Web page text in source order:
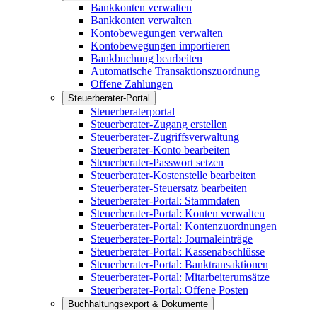
Bankkonten verwalten
Bankkonten verwalten
Kontobewegungen verwalten
Kontobewegungen importieren
Bankbuchung bearbeiten
Automatische Transaktionszuordnung
Offene Zahlungen
Steuerberater-Portal
Steuerberaterportal
Steuerberater-Zugang erstellen
Steuerberater-Zugriffsverwaltung
Steuerberater-Konto bearbeiten
Steuerberater-Passwort setzen
Steuerberater-Kostenstelle bearbeiten
Steuerberater-Steuersatz bearbeiten
Steuerberater-Portal: Stammdaten
Steuerberater-Portal: Konten verwalten
Steuerberater-Portal: Kontenzuordnungen
Steuerberater-Portal: Journaleinträge
Steuerberater-Portal: Kassenabschlüsse
Steuerberater-Portal: Banktransaktionen
Steuerberater-Portal: Mitarbeiterumsätze
Steuerberater-Portal: Offene Posten
Buchhaltungsexport & Dokumente